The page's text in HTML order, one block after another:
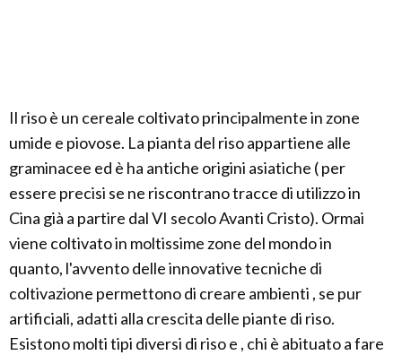
Il riso è un cereale coltivato principalmente in zone
umide e piovose. La pianta del riso appartiene alle
graminacee ed è ha antiche origini asiatiche ( per
essere precisi se ne riscontrano tracce di utilizzo in
Cina già a partire dal VI secolo Avanti Cristo). Ormai
viene coltivato in moltissime zone del mondo in
quanto, l'avvento delle innovative tecniche di
coltivazione permettono di creare ambienti , se pur
artificiali, adatti alla crescita delle piante di riso.
Esistono molti tipi diversi di riso e , chi è abituato a fare